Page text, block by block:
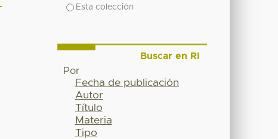
Esta colección
Buscar en RI
Por
Fecha de publicación
Autor
Título
Materia
Tipo